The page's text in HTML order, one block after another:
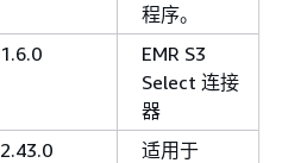
程序。
1.6.0
EMR S3
Select 连接
器
2.43.0
适用于